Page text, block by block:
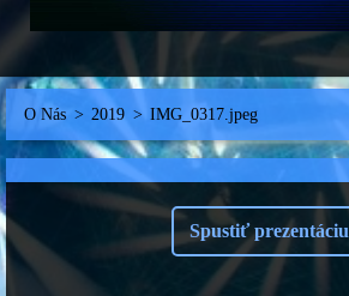
O Nás > 2019 > IMG_0317.jpeg
Spustiť prezentáciu